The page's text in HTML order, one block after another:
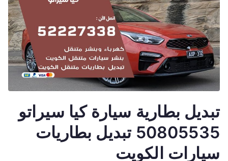
تبديل بطارية سيارة كيا سيراتو
50805535 تبديل بطاريات
سيارات الكويت